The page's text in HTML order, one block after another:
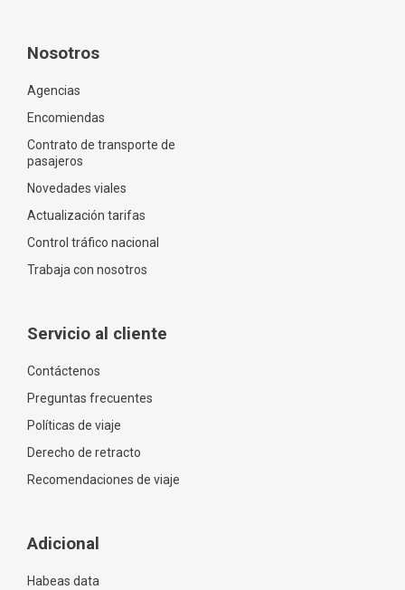
Nosotros
Agencias
Encomiendas
Contrato de transporte de
pasajeros
Novedades viales
Actualización tarifas
Control tráfico nacional
Trabaja con nosotros
Servicio al cliente
Contáctenos
Preguntas frecuentes
Políticas de viaje
Derecho de retracto
Recomendaciones de viaje
Adicional
Habeas data